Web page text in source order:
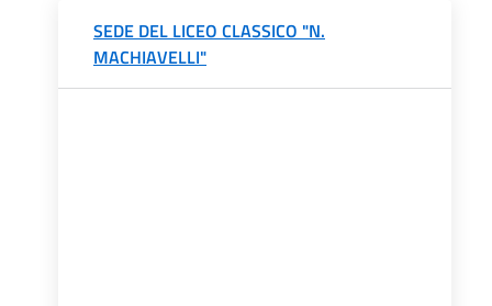
SEDE DEL LICEO CLASSICO "N.
MACHIAVELLI"